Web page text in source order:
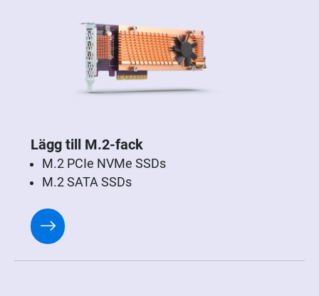
Lägg till M.2-fack
M.2 PCIe NVMe SSDs
M.2 SATA SSDs